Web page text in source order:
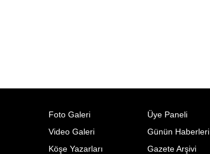
Foto Galeri
Video Galeri
Köşe Yazarları
Üye Paneli
Günün Haberleri
Gazete Arşivi